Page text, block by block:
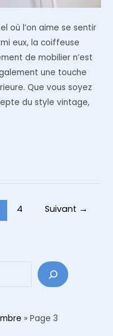
où l’on aime se sentir
eux, la coiffeuse
de mobilier n’est
une touche
Que vous soyez
du style vintage,
4 Suivant →
» Page 3